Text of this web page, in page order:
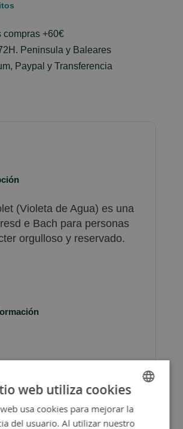
compras +60€
Peninsula y Baleares
Paypal y Transferencia
(Violeta de Agua) es una
e Bach para personas
orgulloso y reservado.
y Respuestas
SPANISH
web utiliza cookies
usa cookies para mejorar la
del usuario. Al utilizar nuestro